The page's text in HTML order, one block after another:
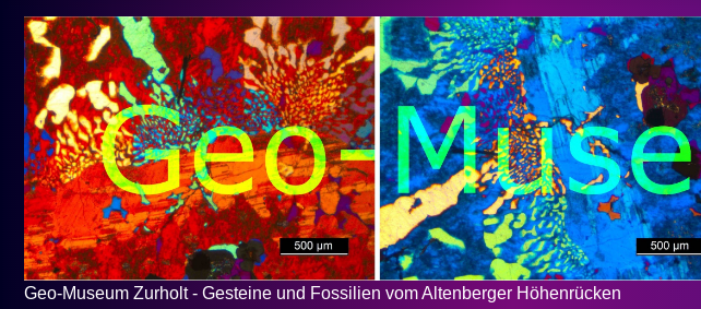
Geo-Museum Zurholt - Gesteine und Fossilien vom Altenberger Höhenrücken